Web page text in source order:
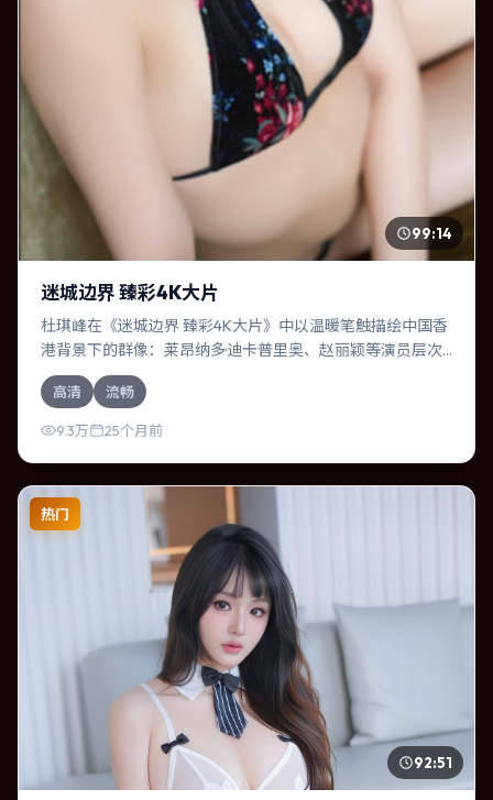
99:14
迷城边界 臻彩4K大片
杜琪峰在《迷城边界 臻彩4K大片》中以温暖笔触描绘中国香
港背景下的群像：莱昂纳多·迪卡普里奥、赵丽颖等演员层次
丰富。作为一部动漫作品，故事从日常裂缝切入，逐步推向
不可逆转的结局；视听语言统一，情感落点克制有力。
高清 流畅
9.3万 25个月前
热门
92:51